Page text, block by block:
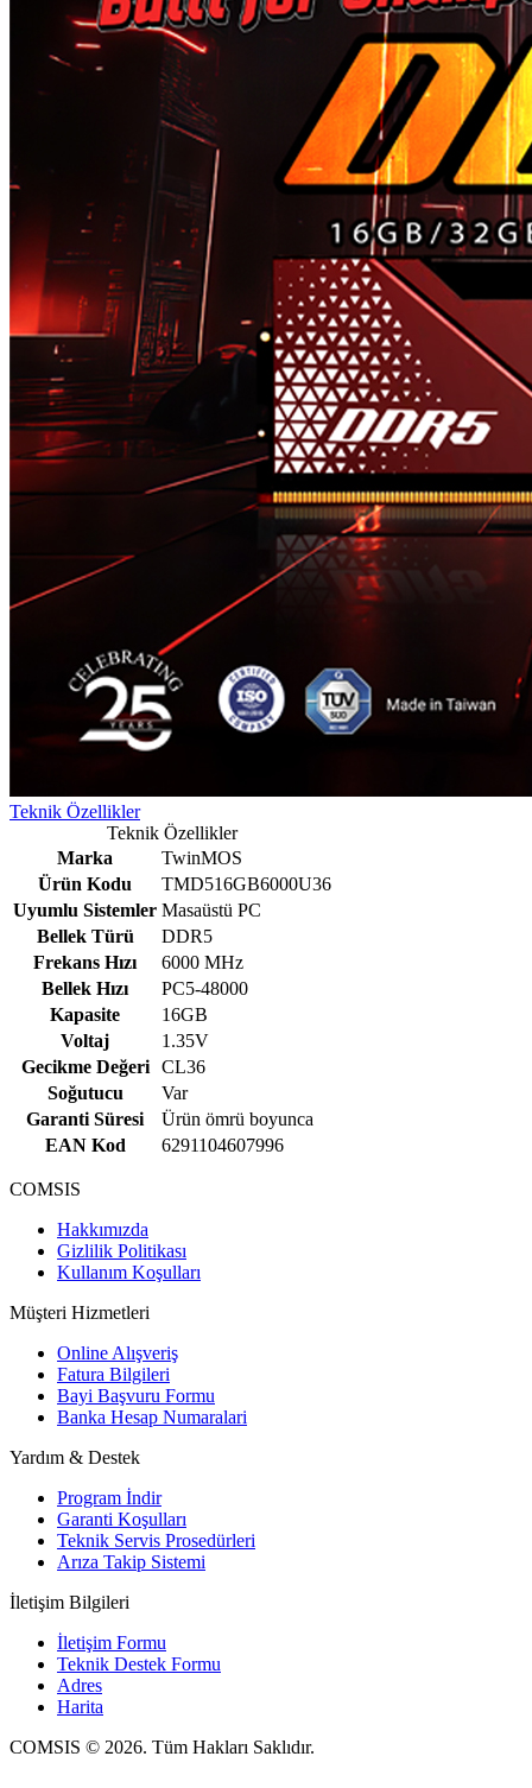
Teknik Özellikler
Teknik Özellikler
Marka
TwinMOS
Ürün Kodu
TMD516GB6000U36
Uyumlu Sistemler Masaüstü PC
Bellek Türü
DDR5
Frekans Hızı
6000 MHz
Bellek Hızı
PC5-48000
Kapasite
16GB
Voltaj
1.35V
Gecikme Değeri
CL36
Soğutucu
Var
Garanti Süresi
Ürün ömrü boyunca
EAN Kod
6291104607996
COMSIS
Hakkımızda
Gizlilik Politikası
Kullanım Koşulları
Müşteri Hizmetleri
Online Alışveriş
Fatura Bilgileri
Bayi Başvuru Formu
Banka Hesap Numaralari
Yardım & Destek
Program İndir
Garanti Koşulları
Teknik Servis Prosedürleri
Arıza Takip Sistemi
İletişim Bilgileri
İletişim Formu
Teknik Destek Formu
Adres
Harita
COMSIS © 2026. Tüm Hakları Saklıdır.